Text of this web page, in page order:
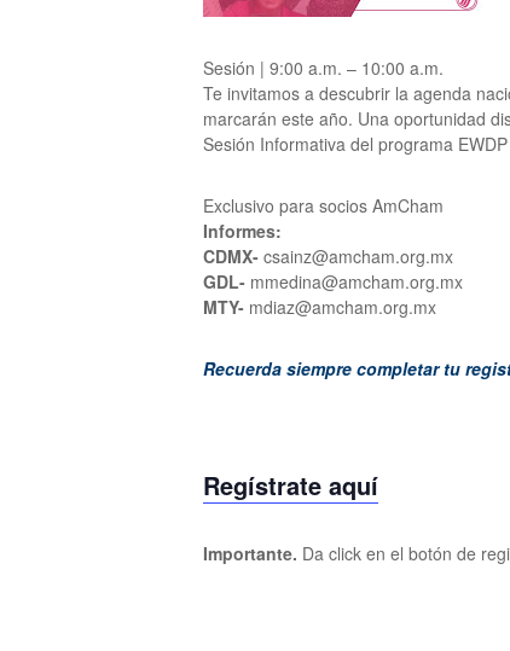
Sesión | 9:00 a.m. – 10:00 a.m.
Te invitamos a descubrir la agenda
marcarán este año. Una oportunidad
Sesión Informativa del programa EWDP
Exclusivo para socios AmCham
Informes:
CDMX- csainz@amcham.org.mx
GDL- mmedina@amcham.org.mx
MTY- mdiaz@amcham.org.mx
Recuerda siempre completar tu
Regístrate aquí
Importante. Da click en el botón de